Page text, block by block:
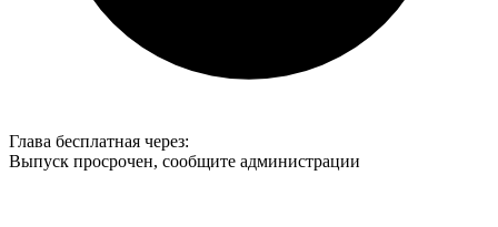
Глава бесплатная через:
Выпуск просрочен, сообщите администрации